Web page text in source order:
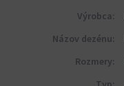
Výrobca:
Názov dezénu:
Rozmery: